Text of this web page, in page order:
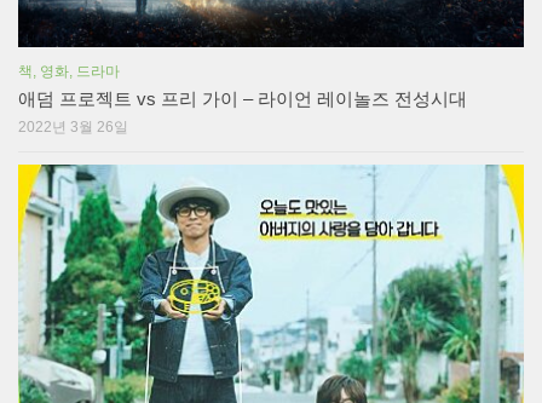
책, 영화, 드라마
애덤 프로젝트 vs 프리 가이 – 라이언 레이놀즈 전성시대
2022년 3월 26일